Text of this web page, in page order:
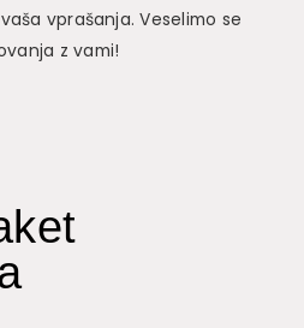
vprašanja. Veselimo se
z vami!